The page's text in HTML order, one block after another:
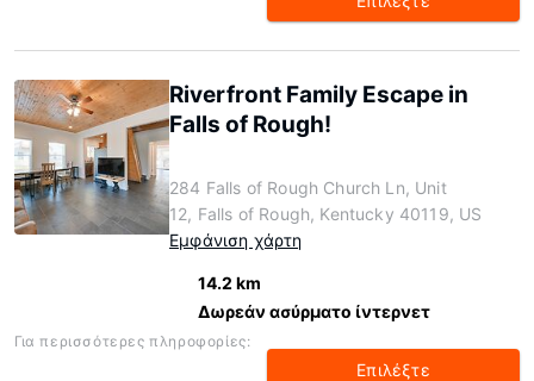
Riverfront Family Escape in
Falls of Rough!
284 Falls of Rough Church Ln, Unit
12, Falls of Rough, Kentucky 40119, US
Εμφάνιση χάρτη
14.2 km
Δωρεάν ασύρματο ίντερνετ
Για περισσότερες πληροφορίες:
Επιλέξτε